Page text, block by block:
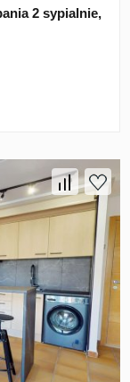
2 sypialnie,